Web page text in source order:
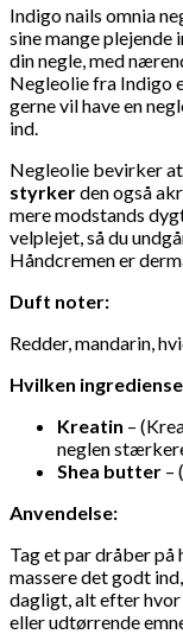
Indigo nails omnia
sine mange
din negle, med
Negleolie fra Indigo
gerne vil have en
ind.
Negleolie bevirker
styrkerden også
mere modstands
velplejet, så du
Håndcremen er
Duft noter:
Redder, mandarin,
Hvilken
Kreatin –
neglen
Shea butter –
Anvendelse:
Tag et par dråber på
massere det godt
dagligt, alt efter
eller udtørrende